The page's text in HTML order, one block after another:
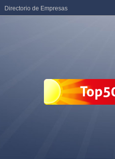
Directorio de Empresas